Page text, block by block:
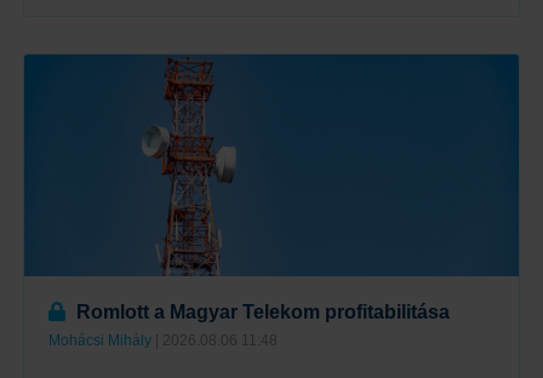
Romlott a Magyar Telekom profitabilitása
Mohácsi Mihály | 2026.08.06 11:48